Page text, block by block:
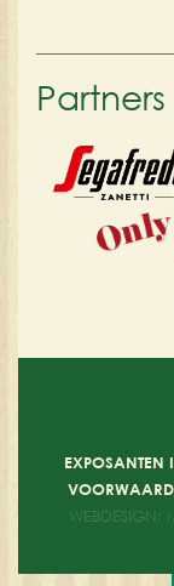
EXPOSANTEN
WEBDESIGN: